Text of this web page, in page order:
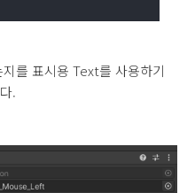
를 표시용 Text를 사용하기
.